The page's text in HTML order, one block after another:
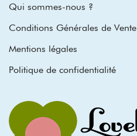
Qui sommes-nous ?
Conditions Générales de Vente
Mentions légales
Politique de confidentialité